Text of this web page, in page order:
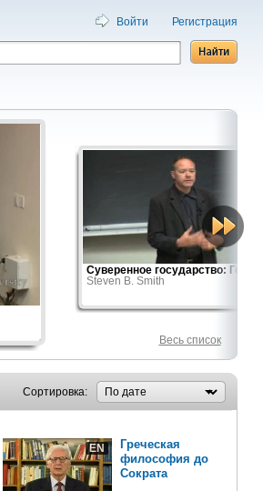
Войти Регистрация
Весь список
Суверенное государство: Гоббс...
Steven B. Smith
Сортировка:
EN
Греческая
философия до
Сократа